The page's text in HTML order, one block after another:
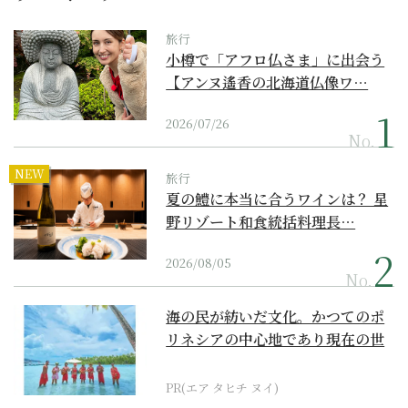
旅行
小樽で「アフロ仏さま」に出会う
【アンヌ遙香の北海道仏像ワ…
2026/07/26
No.
NEW 旅行
夏の鱧に本当に合うワインは？ 星
野リゾート和食統括料理長…
2026/08/05
No.
海の民が紡いだ文化。かつてのポ
リネシアの中心地であり現在の世
PR(エア タヒチ ヌイ)